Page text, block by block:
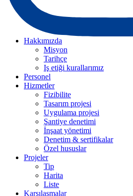
Hakkımızda
Misyon
Tarihçe
Iş etiği kurallarımız
Personel
Hizmetler
Fizibilite
Tasarım projesi
Uygulama projesi
Şantiye denetimi
İnşaat yönetimi
Denetim & sertifikalar
Özel hususlar
Projeler
Tip
Harita
Liste
Karşılaşmalar